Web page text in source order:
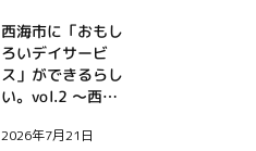
西海市に「おもし
ろいデイサービ
ス」ができるらし
い。vol.2 〜西海
がやってきた！〜
2026年7月21日